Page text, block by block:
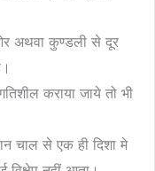
अथवा कुण्डली से दूर
कराया जाये तो भी
चाल से एक ही दिशा मे